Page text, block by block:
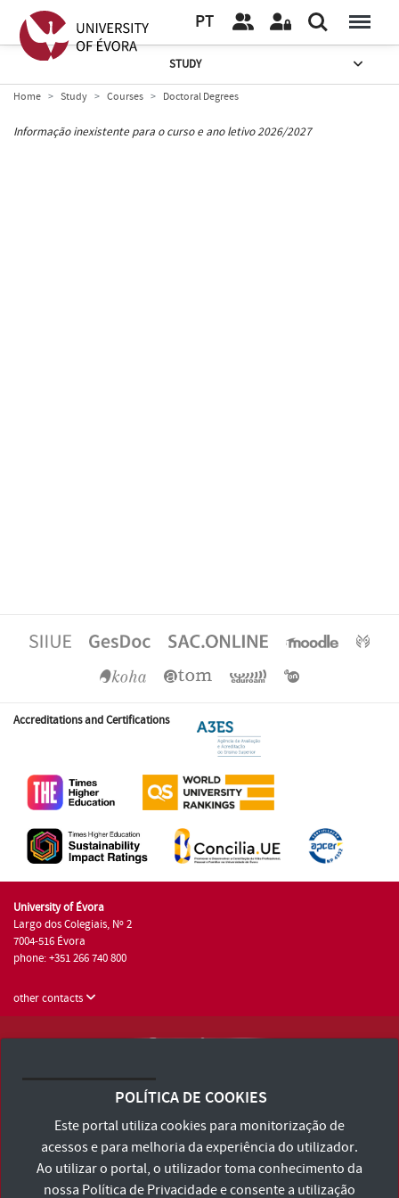
PT
STUDY
Home Study Courses Doctoral Degrees
Informação inexistente para o curso e ano letivo 2026/2027
Accreditations and Certifications
University of Évora
Largo dos Colegiais, Nº 2
7004-516 Évora
phone: +351 266 740 800
other contacts
Terms and Conditions and Privacy Policy
Accessibility Statement
POLÍTICA DE COOKIES
Este portal utiliza cookies para monitorização de
acessos e para melhoria da experiência do utilizador.
Ao utilizar o portal, o utilizador toma conhecimento da
nossa Política de Privacidadee consente a utilização